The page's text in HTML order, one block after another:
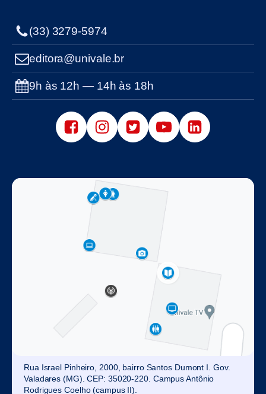
(33) 3279-5974
editora@univale.br
9h às 12h — 14h às 18h
Rua Israel Pinheiro, 2000, bairro Santos Dumont I. Gov.
Valadares (MG). CEP: 35020-220. Campus Antônio
Rodrigues Coelho (campus II).